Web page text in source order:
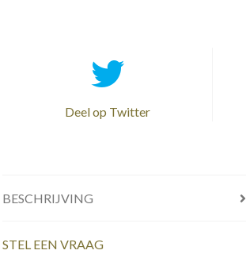
Deel op Twitter
BESCHRIJVING
STEL EEN VRAAG